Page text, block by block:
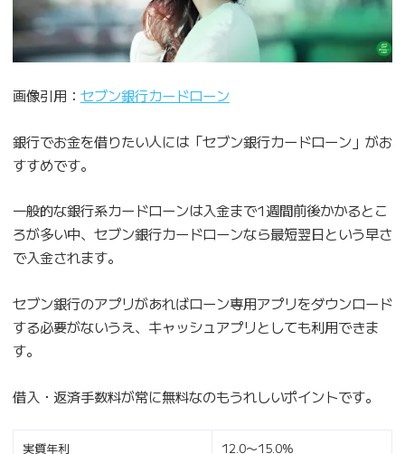
画像引用： セブン銀行カードローン
銀行でお金を借りたい人には「セブン銀行カードローン」がお
すすめです。
一般的な銀行系カードローンは入金まで1週間前後かかるとこ
ろが多い中、セブン銀行カードローンなら最短翌日という早さ
で入金されます。
セブン銀行のアプリがあればローン専用アプリをダウンロード
する必要がないうえ、キャッシュアプリとしても利用できま
す。
借入・返済手数料が常に無料なのもうれしいポイントです。
実質年利 12.0〜15.0%